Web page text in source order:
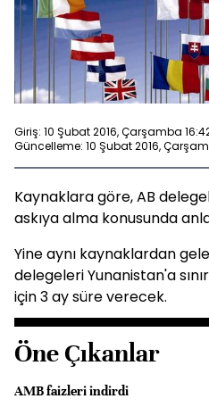
Giriş: 10 Şubat 2016, Çarşamba
Güncelleme: 10 Şubat 2016,
Kaynaklara göre, AB
askıya alma konusunda
Yine aynı kaynaklardan
delegeleri Yunanistan'a
için 3 ay süre verecek.
Öne Çıkanlar
AMB faizleri indirdi